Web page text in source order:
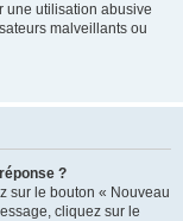
une utilisation abusive
malveillants ou
?
sur le bouton « Nouveau
cliquez sur le